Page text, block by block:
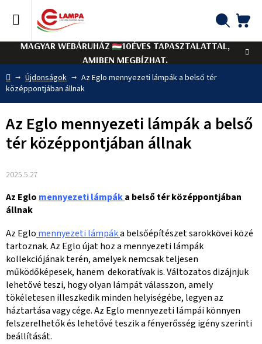
tartalomhoz
MAGYAR WEBÁRUHÁZ
10ÉVES TAPASZTALATTAL,
AMIBEN MEGBÍZHAT.
Kezdőlap
Újdonságok
Az Eglo mennyezeti lámpák a belső tér
középpontjában állnak
Az Eglo mennyezeti lámpák a belső
tér középpontjában állnak
2025.5.27
Az Eglo mennyezeti lámpáka belső tér középpontjában
állnak
Az Eglo mennyezeti lámpáka belsőépítészet sarokkövei közé
tartoznak. Az Eglo újat hoz a mennyezeti lámpák
kollekciójának terén, amelyek nemcsak teljesen
működőképesek, hanem dekoratívak is. Változatos dizájnjuk
lehetővé teszi, hogy olyan lámpát válasszon, amely
tökéletesen illeszkedik minden helyiségébe, legyen az
háztartása vagy cége. Az Eglo mennyezeti lámpái könnyen
felszerelhetők és lehetővé teszik a fényerősség igény szerinti
beállítását.